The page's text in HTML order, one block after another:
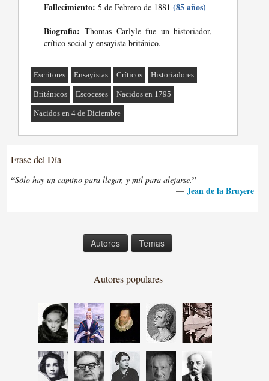
Fallecimiento: 5 de Febrero de 1881(85 años)
Biografia: Thomas Carlyle fue un historiador,
crítico social y ensayista británico.
Escritores Ensayistas Críticos Historiadores
Británicos Escoceses Nacidos en 1795
Nacidos en 4 de Diciembre
Frase del Día
“Sólo hay un camino para llegar, y mil para alejarse.”
— Jean de la Bruyere
Autores Temas
Autores populares